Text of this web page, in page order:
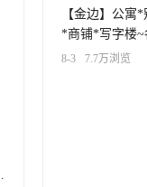
【金边】公寓
*商铺*写字楼~
源团队 有始有
8-3 7.7万浏览